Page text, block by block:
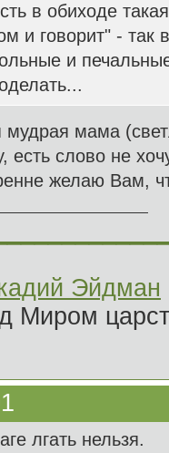
в обиходе
и говорит" - так
и
мама
есть слово не
желаю Вам,
Эйдман
Миром
лгать нельзя.